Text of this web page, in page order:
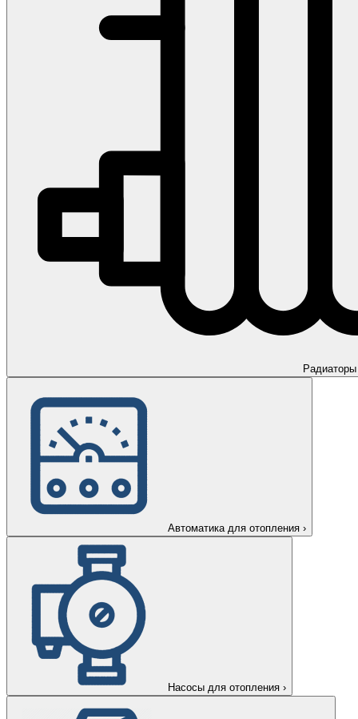
Радиаторы
Автоматика для отопления ›
Насосы для отопления ›